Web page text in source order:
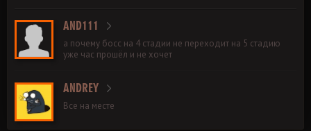
AND111
а почему босс на 4 стадии не переходит на 5 стадию
уже час прошёл и не хочет
ANDREY
Все на месте